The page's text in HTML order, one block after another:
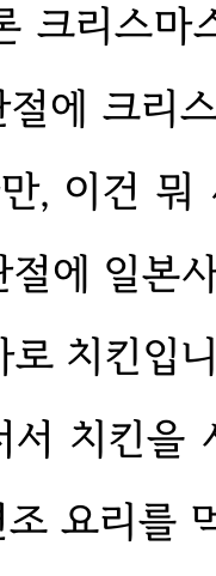
크리스
에 크리
, 이건
절에 일본
로 치킨입
서 치킨을
요리를